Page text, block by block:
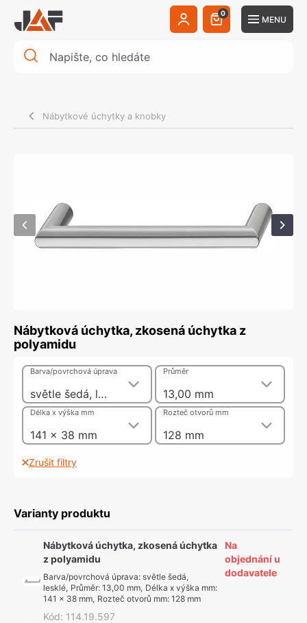
0
MENU
Nábytkové úchytky a knobky
Nábytková úchytka, zkosená úchytka z
polyamidu
světle šedá, lesklé
Barva/povrchová úprava
13,00 mm
Průměr
141 x 38 mm
Délka x výška mm
128 mm
Rozteč otvorů mm
Zrušit filtry
Varianty produktu
Nábytková úchytka, zkosená úchytka
z polyamidu
Barva/povrchová úprava:světle šedá,
lesklé, Průměr:13,00 mm, Délka x výška mm:
141 x 38 mm, Rozteč otvorů mm:128 mm
Kód: 114.19.597
Na
objednání u
dodavatele